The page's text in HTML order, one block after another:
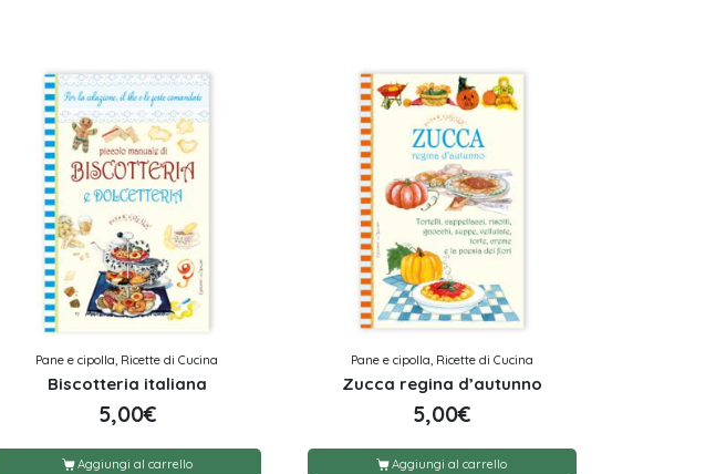
Pane e cipolla, Ricette di Cucina
Biscotteria italiana
5,00€
Aggiungi al carrello
Pane e cipolla, Ricette di Cucina
Zucca regina d’autunno
5,00€
Aggiungi al carrello